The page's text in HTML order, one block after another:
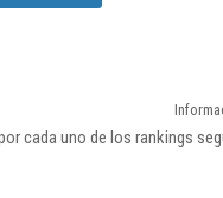
cada uno de los rankings